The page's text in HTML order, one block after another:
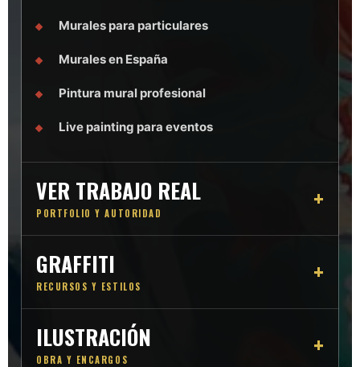
Murales para particulares
Murales en España
Pintura mural profesional
Live painting para eventos
VER TRABAJO REAL
PORTFOLIO Y AUTORIDAD
GRAFFITI
RECURSOS Y ESTILOS
ILUSTRACIÓN
OBRA Y ENCARGOS